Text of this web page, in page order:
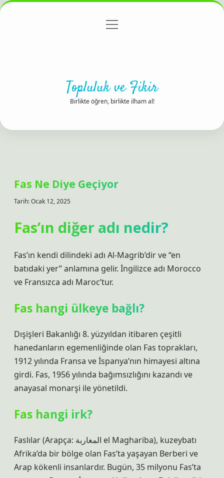
Gizlilik Politikası
menüyü
Topluluk ve Fikir
Birlikte öğren, birlikte ilham al!
Fas Ne Diye Geçiyor
Tarih: Ocak 12, 2025
Fas’ın diğer adı nedir?
Fas’ın kendi dilindeki adı Al-Magrib’dir ve “en
batıdaki yer” anlamına gelir. İngilizce adı Morocco
ve Fransızca adı Maroc’tur.
Fas hangi ülkeye bağlı?
Dışişleri Bakanlığı 8. yüzyıldan itibaren çeşitli
hanedanların egemenliğinde olan Fas toprakları,
1912 yılında Fransa ve İspanya’nın himayesi altına
girdi. Fas, 1956 yılında bağımsızlığını kazandı ve
anayasal monarşi ile yönetildi.
Fas hangi irk?
Faslılar (Arapça: المغاربة‎ el Maghariba), kuzeybatı
Afrika’da bir bölge olan Fas’ta yaşayan Berberi ve
Arap kökenli insanlardır. Bugün, 35 milyonu Fas’ta